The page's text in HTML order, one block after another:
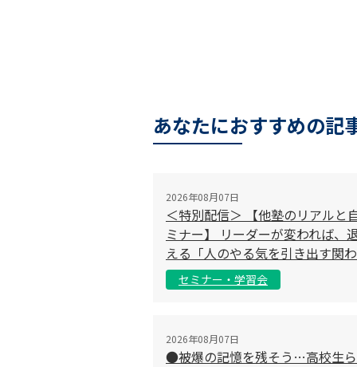
あなたにおすすめの記
2026年08月07日
＜特別配信＞ 【他塾のリアルと
ミナー】 リーダーが変われば、
える「人のやる気を引き出す関
セミナー・学習会
2026年08月07日
●被爆の記憶を残そう…高校生